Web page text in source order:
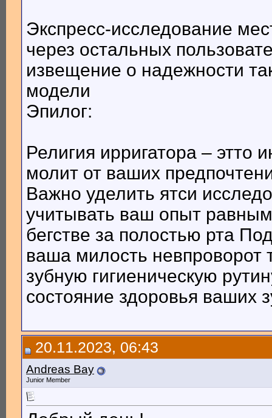
Экспресс-исследование
через остальных
извещение о надежности
модели
Эпилог:
Религия ирригатора – этто
молит от ваших
Важно уделить ятси
учитывать ваш опыт
бегстве за полостью рта
ваша милость невпроворот
зубную гигиеническую
состояние здоровья ваших
20.11.2023, 06:43
Andreas Bay
Junior Member